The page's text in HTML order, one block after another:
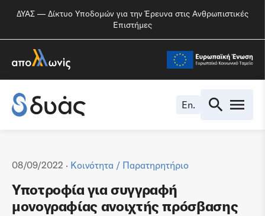
ΔΥΑΣ — Δίκτυο Υποδομών για την Έρευνα στις Ανθρωπιστικές
Επιστήμες
En.
08/09/2022 · Κοινότητα / Παρατηρητήριο
Υποτροφία για συγγραφή
μονογραφίας ανοιχτής πρόσβασης